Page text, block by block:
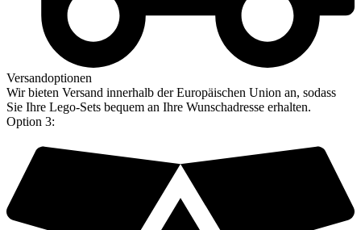
Versandoptionen
Wir bieten Versand innerhalb der Europäischen Union an, sodass
Sie Ihre Lego-Sets bequem an Ihre Wunschadresse erhalten.
Option 3: